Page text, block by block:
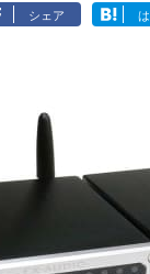
シェア